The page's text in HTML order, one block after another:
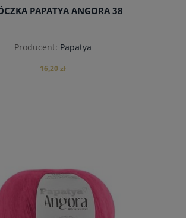
PAPATYA ANGORA 38
Producent: Papatya
16,20 zł